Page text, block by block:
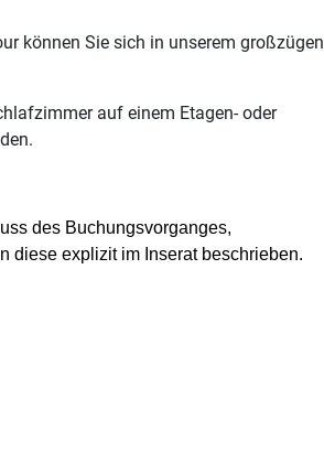
können Sie sich in unserem großzügen
auf einem Etagen- oder
des Buchungsvorganges,
diese explizit im Inserat beschrieben.